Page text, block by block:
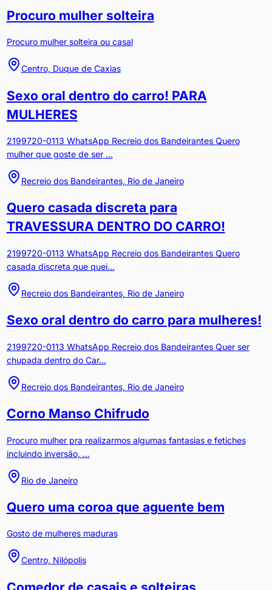
Procuro mulher solteira
Procuro mulher solteira ou casal
Centro, Duque de Caxias
Sexo oral dentro do carro! PARA
MULHERES
2199720-0113 WhatsApp Recreio dos Bandeirantes Quero
mulher que goste de ser ...
Recreio dos Bandeirantes, Rio de Janeiro
Quero casada discreta para
TRAVESSURA DENTRO DO CARRO!
2199720-0113 WhatsApp Recreio dos Bandeirantes Quero
casada discreta que quei...
Recreio dos Bandeirantes, Rio de Janeiro
Sexo oral dentro do carro para mulheres!
2199720-0113 WhatsApp Recreio dos Bandeirantes Quer ser
chupada dentro do Car...
Recreio dos Bandeirantes, Rio de Janeiro
Corno Manso Chifrudo
Procuro mulher pra realizarmos algumas fantasias e fetiches
incluindo inversão, ...
Rio de Janeiro
Quero uma coroa que aguente bem
Gosto de mulheres maduras
Centro, Nilópolis